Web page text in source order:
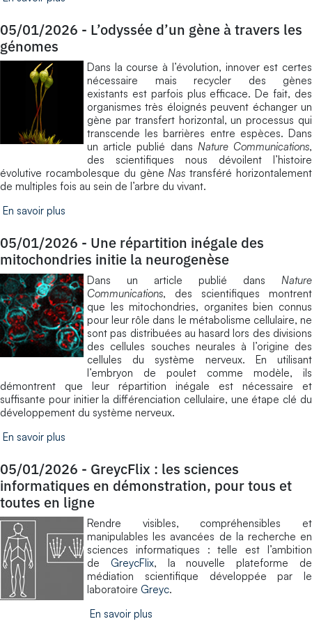
05/01/2026 - L’odyssée d’un gène à travers les
génomes
Dans la course à l’évolution, innover est certes
nécessaire mais recycler des gènes
existants est parfois plus efficace. De fait, des
organismes très éloignés peuvent échanger un
gène par transfert horizontal, un processus qui
transcende les barrières entre espèces. Dans
un article publié dans Nature Communications,
des scientifiques nous dévoilent l’histoire
évolutive rocambolesque du gène Nas transféré horizontalement
de multiples fois au sein de l’arbre du vivant.
En savoir plus
05/01/2026 - Une répartition inégale des
mitochondries initie la neurogenèse
Dans un article publié dans Nature
Communications, des scientifiques montrent
que les mitochondries, organites bien connus
pour leur rôle dans le métabolisme cellulaire, ne
sont pas distribuées au hasard lors des divisions
des cellules souches neurales à l’origine des
cellules du système nerveux. En utilisant
l’embryon de poulet comme modèle, ils
démontrent que leur répartition inégale est nécessaire et
suffisante pour initier la différenciation cellulaire, une étape clé du
développement du système nerveux.
En savoir plus
05/01/2026 - GreycFlix : les sciences
informatiques en démonstration, pour tous et
toutes en ligne
Rendre visibles, compréhensibles et
manipulables les avancées de la recherche en
sciences informatiques : telle est l’ambition
de GreycFlix, la nouvelle plateforme de
médiation scientifique développée par le
laboratoire Greyc.
En savoir plus